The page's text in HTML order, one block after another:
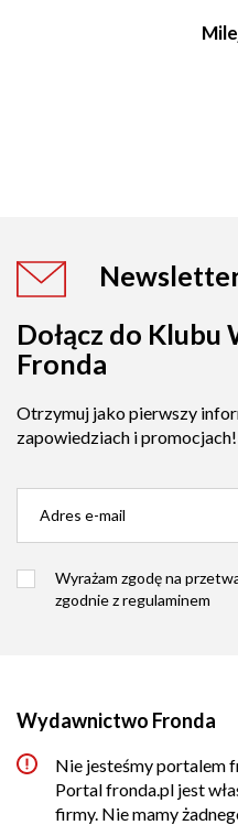
Dołącz do
Fronda
Otrzymuj jako pierwszy
zapowiedziach i promocjach!
Wyrażam zgodę na
zgodnie zregulaminem
Wydawnictwo Fronda
Nie jesteśmy portalem
Portal fronda.pl jest
firmy. Nie mamy